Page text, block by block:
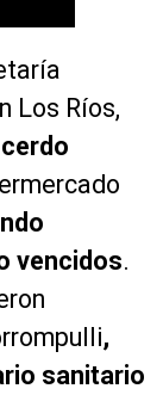
Los Ríos,
vencidos.
,
sanitario